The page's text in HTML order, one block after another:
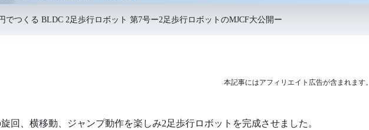
でつくる BLDC 2足歩行ロボット 第7号ー2足歩行ロボットのMJCF大公開ー
本記事にはアフィリエイト広告が含まれます。
回、横移動、ジャンプ動作を楽しみ2足歩行ロボットを完成させました。